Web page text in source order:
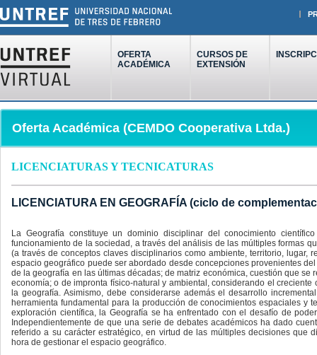
OFERTA
ACADÉMICA
CURSOS DE
EXTENSIÓN
Oferta Académica (CEMDO Cooperativa Ltda.)
LICENCIATURAS Y TECNICATURAS
LICENCIATURA EN GEOGRAFÍA (ciclo de
La Geografía constituye un dominio disciplinar del conocimiento
funcionamiento de la sociedad, a través del análisis de las múltiples formas
(a través de conceptos claves disciplinarios como ambiente, territorio,
espacio geográfico puede ser abordado desde concepciones provenientes
de la geografía en las últimas décadas; de matriz económica, cuestión que
economía; o de impronta físico-natural y ambiental, considerando el
la geografía. Asimismo, debe considerarse además el desarrollo
herramienta fundamental para la producción de conocimientos espaciales
exploración científica, la Geografía se ha enfrentado con el desafío de
Independientemente de que una serie de debates académicos ha dado
referido a su carácter estratégico, en virtud de las múltiples decisiones que
hora de gestionar el espacio geográfico.